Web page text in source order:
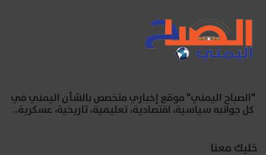
"الصباح اليمني" موقع إخباري متخصص بالشأن اليمني في
كل جوانبه سياسية، اقتصادية، تعليمية، تاريخية، عسكرية..
خليك معنا